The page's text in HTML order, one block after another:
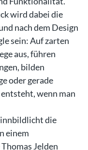
wird dabei die
nach dem Design
sein: Auf zarten
aus, führen
bilden
oder gerade
wenn man
die
einem
Jelden